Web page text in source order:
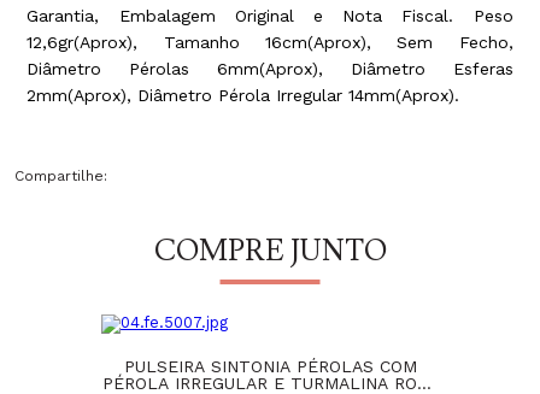
Garantia, Embalagem Original e Nota Fiscal. Peso
12,6gr(Aprox), Tamanho 16cm(Aprox), Sem Fecho,
Diâmetro Pérolas 6mm(Aprox), Diâmetro Esferas
2mm(Aprox), Diâmetro Pérola Irregular 14mm(Aprox).
Compartilhe:
COMPRE JUNTO
PULSEIRA SINTONIA PÉROLAS COM
PÉROLA IRREGULAR E TURMALINA ROSA